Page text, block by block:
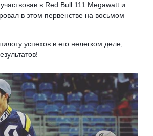
в Red Bull 111 Megawatt и
в этом первенстве на восьмом
успехов в его нелегком деле,